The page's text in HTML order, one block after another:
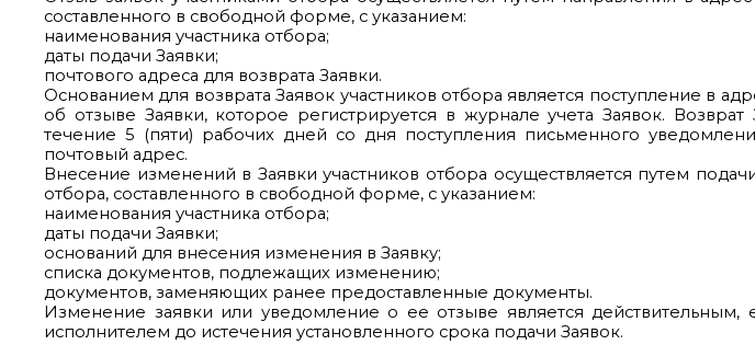
составленного в свободной форме, с указанием:
наименования участника отбора;
даты подачи Заявки;
почтового адреса для возврата Заявки.
Основанием для возврата Заявок участников отбора является поступление в
об отзыве Заявки, которое регистрируется в журнале учета Заявок.
течение 5 (пяти) рабочих дней со дня поступления письменного
почтовый адрес.
Внесение изменений в Заявки участников отбора осуществляется путем
отбора, составленного в свободной форме, с указанием:
наименования участника отбора;
даты подачи Заявки;
оснований для внесения изменения в Заявку;
списка документов, подлежащих изменению;
документов, заменяющих ранее предоставленные документы.
Изменение заявки или уведомление о ее отзыве является
исполнителем до истечения установленного срока подачи Заявок.